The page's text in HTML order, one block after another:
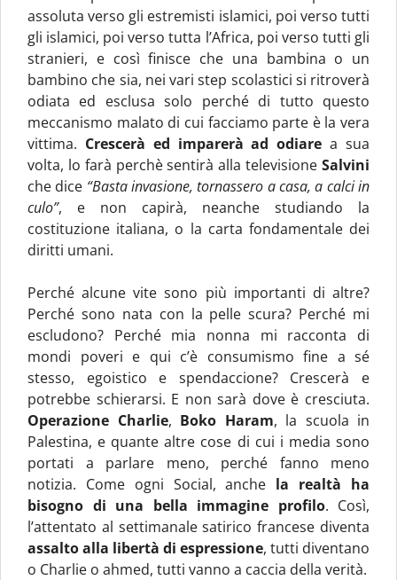
assoluta verso gli estremisti islamici, poi verso tutti
gli islamici, poi verso tutta l’Africa, poi verso tutti gli
stranieri, e così finisce che una bambina o un
bambino che sia, nei vari step scolastici si ritroverà
odiata ed esclusa solo perché di tutto questo
meccanismo malato di cui facciamo parte è la vera
vittima. Crescerà ed imparerà ad odiare a sua
volta, lo farà perchè sentirà alla televisione Salvini
che dice “Basta invasione, tornassero a casa, a calci in
culo”, e non capirà, neanche studiando la
costituzione italiana, o la carta fondamentale dei
diritti umani.
Perché alcune vite sono più importanti di altre?
Perché sono nata con la pelle scura? Perché mi
escludono? Perché mia nonna mi racconta di
mondi poveri e qui c’è consumismo fine a sé
stesso, egoistico e spendaccione? Crescerà e
potrebbe schierarsi. E non sarà dove è cresciuta.
Operazione Charlie, Boko Haram, la scuola in
Palestina, e quante altre cose di cui i media sono
portati a parlare meno, perché fanno meno
notizia. Come ogni Social, anche la realtà ha
bisogno di una bella immagine profilo. Così,
l’attentato al settimanale satirico francese diventa
assalto alla libertà di espressione, tutti diventano
o Charlie o ahmed, tutti vanno a caccia della verità.